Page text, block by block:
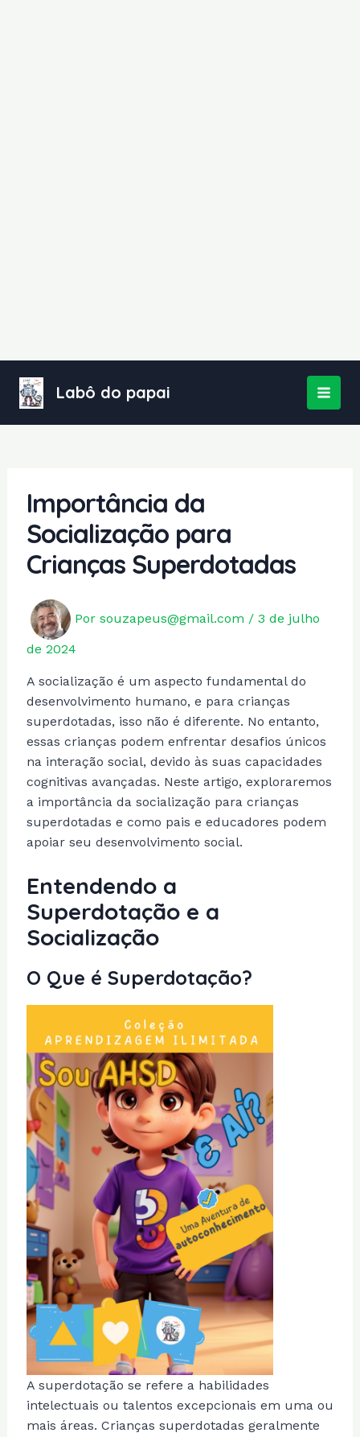
para
conteúdo
Labô do papai
Importância da
Socialização para
Crianças Superdotadas
Por souzapeus@gmail.com / 3 de julho
de 2024
A socialização é um aspecto fundamental do
desenvolvimento humano, e para crianças
superdotadas, isso não é diferente. No entanto,
essas crianças podem enfrentar desafios únicos
na interação social, devido às suas capacidades
cognitivas avançadas. Neste artigo, exploraremos
a importância da socialização para crianças
superdotadas e como pais e educadores podem
apoiar seu desenvolvimento social.
Entendendo a
Superdotação e a
Socialização
O Que é Superdotação?
A superdotação se refere a habilidades
intelectuais ou talentos excepcionais em uma ou
mais áreas. Crianças superdotadas geralmente